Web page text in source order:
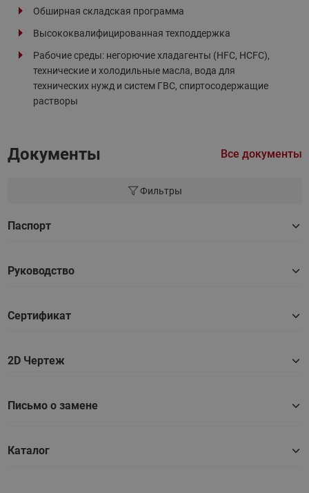
Обширная складская программа
Высококвалифицированная техподдержка
Рабочие среды: негорючие хладагенты (HFC, HCFC),
технические и холодильные масла, вода для
технических нужд и систем ГВС, спиртосодержащие
растворы
Документы Все документы
Фильтры
Паспорт
Руководство
Сертификат
2D Чертеж
Письмо о замене
Каталог